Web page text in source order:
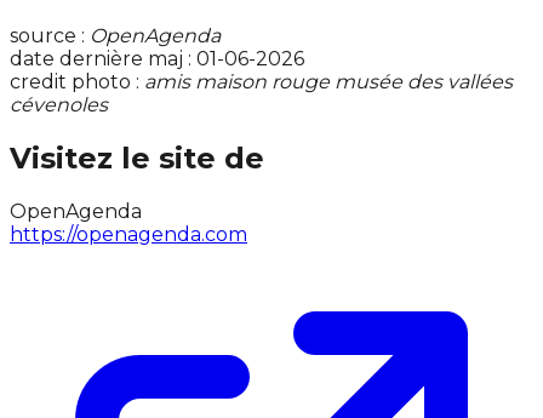
source : OpenAgenda
date dernière maj : 01-06-2026
credit photo : amis maison rouge musée des vallées
cévenoles
Visitez le site de
OpenAgenda
https://openagenda.com